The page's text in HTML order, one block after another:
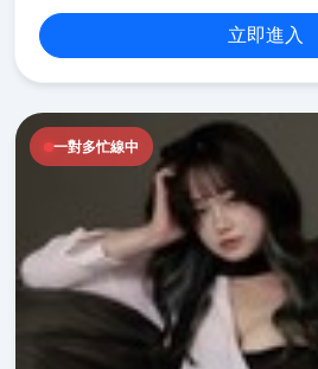
立即進入
一對多忙線中